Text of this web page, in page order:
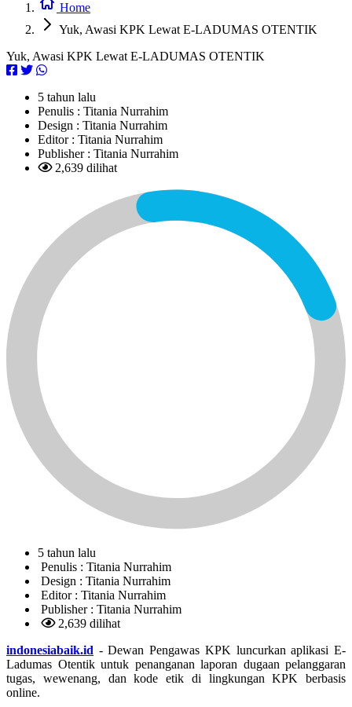
Home
Yuk, Awasi KPK Lewat E-LADUMAS OTENTIK
Yuk, Awasi KPK Lewat E-LADUMAS OTENTIK
5 tahun lalu
Penulis : Titania Nurrahim
Design : Titania Nurrahim
Editor : Titania Nurrahim
Publisher : Titania Nurrahim
2,639 dilihat
5 tahun lalu
Penulis : Titania Nurrahim
Design : Titania Nurrahim
Editor : Titania Nurrahim
Publisher : Titania Nurrahim
2,639 dilihat
indonesiabaik.id - Dewan Pengawas KPK luncurkan aplikasi E-
Ladumas Otentik untuk penanganan laporan dugaan pelanggaran
tugas, wewenang, dan kode etik di lingkungan KPK berbasis
online.